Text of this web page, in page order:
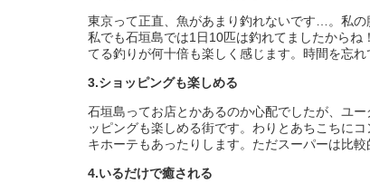
東京って正直、魚があまり釣れないです…。私
私でも石垣島では1日10匹は釣れてましたからね
てる釣りが何十倍も楽しく感じます。時間を忘
3.ショッピングも楽しめる
石垣島ってお店とかあるのか心配でしたが、ユ
ッピングも楽しめる街です。わりとあちこちに
キホーテもあったりします。ただスーパーは比
4.いるだけで癒される